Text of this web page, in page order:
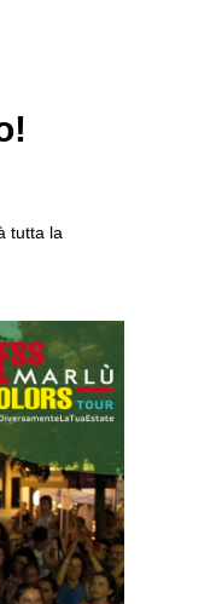
tutta la